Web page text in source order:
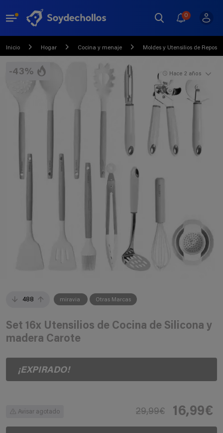
0
Inicio Hogar Cocina y menaje Moldes y Utensilios de
-43%
488 miravia Otras Marcas
Hace 2 años
Set 16x Utensilios de Cocina de Silicona y
madera Carote
¡EXPIRADO!
Avisar agotado 29,99€ 16,99€